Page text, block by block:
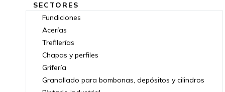
SECTORES
Fundiciones
Acerías
Trefilerías
Chapas y perfiles
Grifería
Granallado para bombonas, depósitos y cilindros